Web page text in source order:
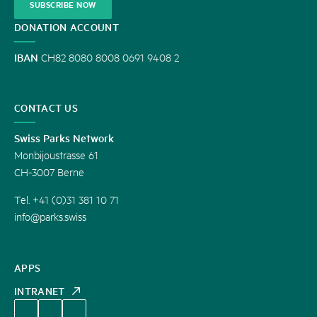
APPS
INTRANET
SUBSCRIBE NOW
DONATION ACCOUNT
IBAN CH82 8080 8008 0691 9408 2
CONTACT US
Swiss Parks Network
Monbijoustrasse 61
CH-3007 Berne
Tel. +41 (0)31 381 10 71
info@parks.swiss